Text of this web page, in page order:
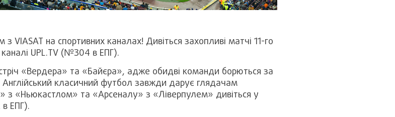
VIASAT на спортивних каналах! Дивіться захопливі матчі 11-го
UPL.TV (№304 в ЕПГ).
«Вердера» та «Байєра», адже обидві команди борються за
Англійський класичний футбол завжди дарує глядачам
з «Ньюкастлом» та «Арсеналу» з «Ліверпулем» дивіться у
ЕПГ).